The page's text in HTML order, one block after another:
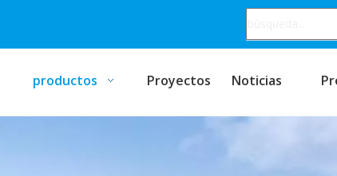
productos Proyectos Noticias